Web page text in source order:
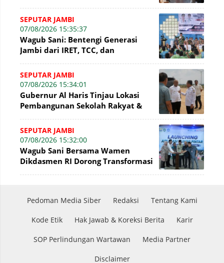
SEPUTAR JAMBI
07/08/2026 15:35:37
Wagub Sani: Bentengi Generasi
Jambi dari IRET, TCC, dan
SEPUTAR JAMBI
07/08/2026 15:34:01
Gubernur Al Haris Tinjau Lokasi
Pembangunan Sekolah Rakyat &
Green City
SEPUTAR JAMBI
07/08/2026 15:32:00
Wagub Sani Bersama Wamen
Dikdasmen RI Dorong Transformasi
Pedoman Media Siber Redaksi Tentang Kami
Kode Etik Hak Jawab & Koreksi Berita Karir
SOP Perlindungan Wartawan Media Partner
Disclaimer